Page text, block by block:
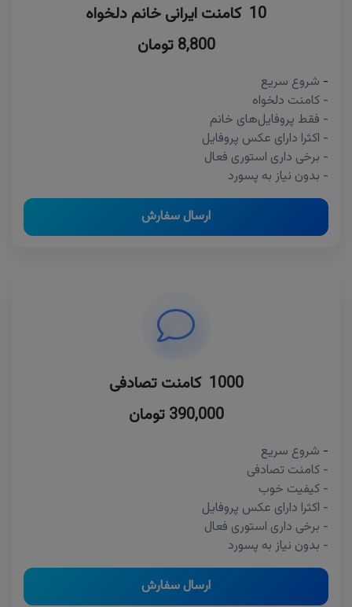
10 کامنت ایرانی خانم دلخواه
8,800 تومان
- شروع سریع
- کامنت دلخواه
- فقط پروفایل‌های خانم
- اکثرا دارای عکس پروفایل
- برخی داری استوری فعال
- بدون نیاز به پسورد
ارسال سفارش
1000 کامنت تصادفی
390,000 تومان
- شروع سریع
- کامنت تصادفی
- کیفیت خوب
- اکثرا دارای عکس پروفایل
- برخی داری استوری فعال
- بدون نیاز به پسورد
ارسال سفارش